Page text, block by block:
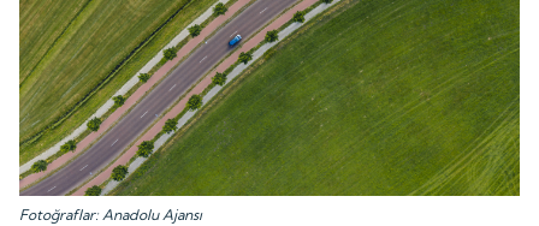
Fotoğraflar: Anadolu Ajansı